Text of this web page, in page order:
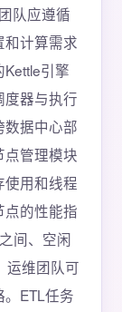
队应遵循
和计算需求
引擎
器与执行
据中心部
管理模块
使用和线程
的性能指
间、空闲
运维团队可
ETL任务